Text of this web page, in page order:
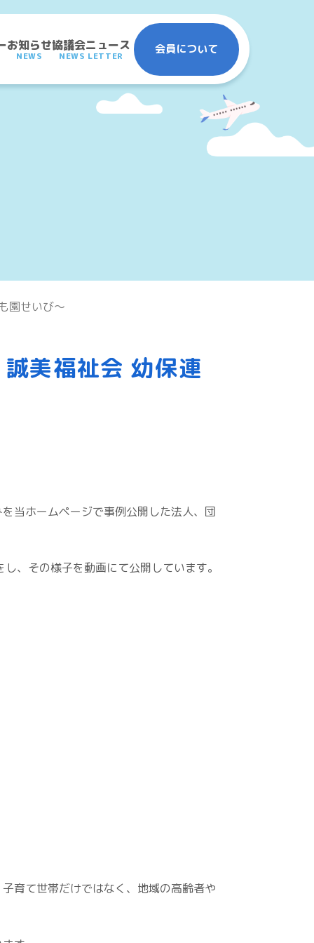
お知らせ
NEWS
協議会ニュース
NEWS LETTER 会員について
園せいび～
美福祉会 幼保連
当ホームページで事例公開した法人、団
、その様子を動画にて公開しています。
育て世帯だけではなく、地域の高齢者や